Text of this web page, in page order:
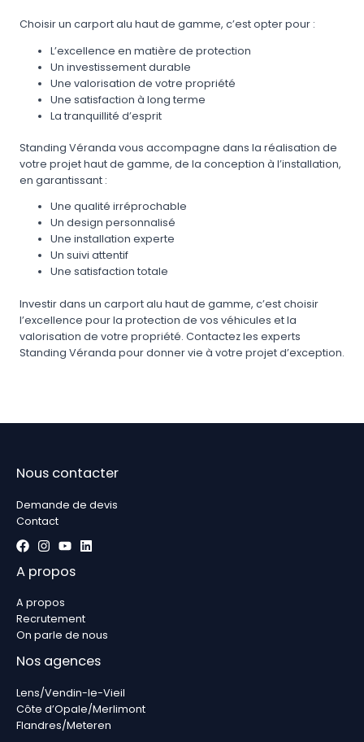
Choisir un carport alu haut de gamme, c’est opter pour :
L’excellence en matière de protection
Un investissement durable
Une valorisation de votre propriété
Une satisfaction à long terme
La tranquillité d’esprit
Standing Véranda vous accompagne dans la réalisation de
votre projet haut de gamme, de la conception à l’installation,
en garantissant :
Une qualité irréprochable
Un design personnalisé
Une installation experte
Un suivi attentif
Une satisfaction totale
Investir dans un carport alu haut de gamme, c’est choisir
l’excellence pour la protection de vos véhicules et la
valorisation de votre propriété. Contactez les experts
Standing Véranda pour donner vie à votre projet d’exception.
Nous contacter
Demande de devis
Contact
A propos
A propos
Recrutement
On parle de nous
Nos agences
Lens/Vendin-le-Vieil
Côte d’Opale/Merlimont
Flandres/Meteren